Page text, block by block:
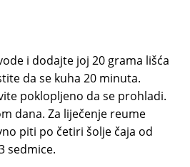
i dodajte joj 20 grama lišća
da se kuha 20 minuta.
poklopljeno da se prohladi.
dana. Za liječenje reume
piti po četiri šolje čaja od
sedmice.